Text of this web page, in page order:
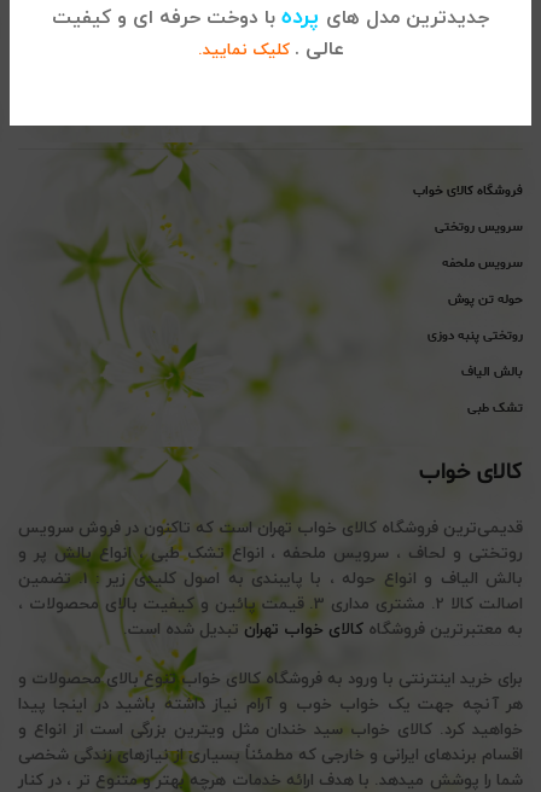
جدیدترین مدل های پرده با دوخت حرفه ای و کیفیت
عالی . کلیک نمایید.
خواجه عبداله انصاری ، پلاک 915
02122864681
فروشگاه کالای خواب
سرویس روتختی
سرویس ملحفه
حوله تن پوش
روتختی پنبه دوزی
بالش الیاف
تشک طبی
کالای خواب
قدیمی‌ترین فروشگاه کالای خواب تهران است که تاکنون در فروش سرویس
روتختی و لحاف ، سرویس ملحفه ، انواع تشک طبی ، انواع بالش پر و
بالش الیاف و انواع حوله ، با پایبندی به اصول کلیدی زیر : 1. تضمین
اصالت کالا 2. مشتری مداری 3. قیمت پائین و کیفیت بالای محصولات ،
به معتبرترین فروشگاه کالای خواب تهران تبدیل شده است.
برای خرید اینترنتی با ورود به فروشگاه کالای خواب تنوع بالای محصولات و
هر آنچه جهت یک خواب خوب و آرام نیاز داشته باشید در اینجا پیدا
خواهید کرد. کالای خواب سید خندان مثل ویترین بزرگی است از انواع و
اقسام برندهای ایرانی و خارجی که مطمئناً بسیاری از نیازهای زندگی شخصی
شما را پوشش میدهد. با هدف ارائه خدمات هرچه بهتر و متنوع تر ، در کنار